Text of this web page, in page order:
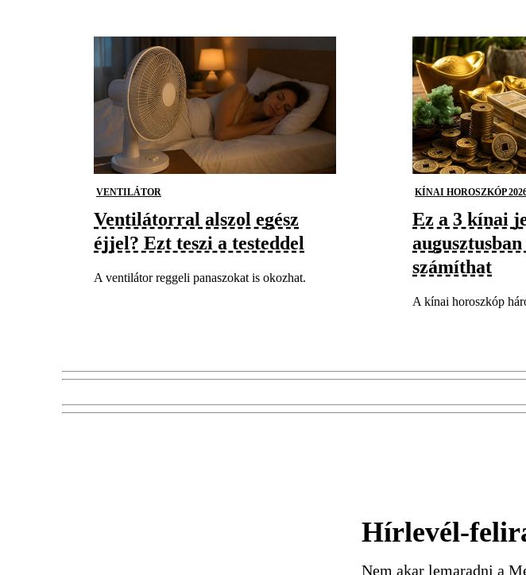
VENTILÁTOR
Ventilátorral alszol egész
éjjel? Ezt teszi a testeddel
A ventilátor reggeli panaszokat is okozhat.
KÍNAI HOROSZKÓP
Ez a 3 kínai
számíthat
A kínai horoszkóp
Hírlevél-
Nem akar lemaradni a